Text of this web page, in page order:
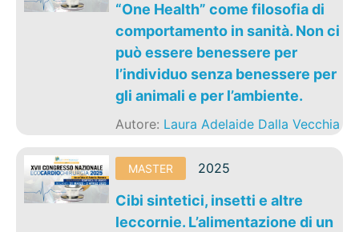
“One Health” come filosofia di
comportamento in sanità. Non ci
può essere benessere per
l’individuo senza benessere per
gli animali e per l’ambiente.
Autore: Laura Adelaide Dalla Vecchia
MASTER 2025
Cibi sintetici, insetti e altre
leccornie. L’alimentazione di un